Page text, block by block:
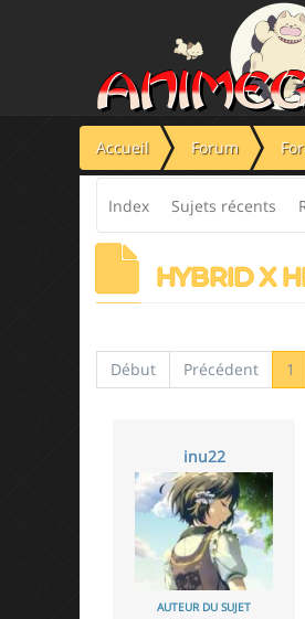
Accueil Forum
Index Sujets récents
HYBRID X
Début Précédent 1
inu22
AUTEUR DU SUJET